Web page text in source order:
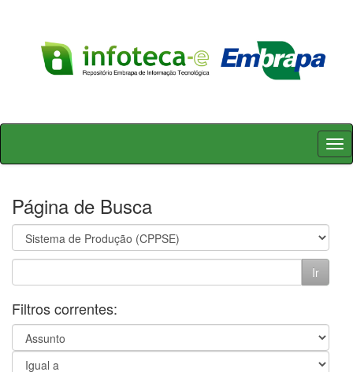
Skip
Página de Busca
Filtros correntes: